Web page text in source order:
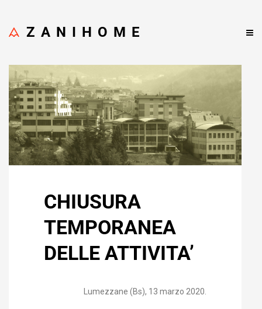
ZANIHOME
CHIUSURA
TEMPORANEA
DELLE ATTIVITA’
Lumezzane (Bs), 13 marzo 2020.